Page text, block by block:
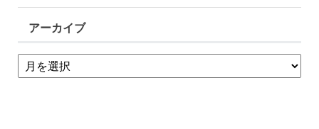
アーカイブ